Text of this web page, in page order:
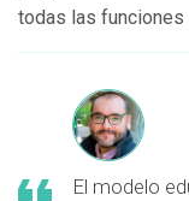
todas las funciones
El modelo